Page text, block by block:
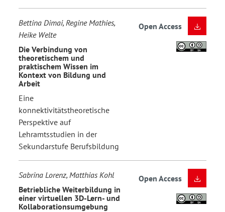
Bettina Dimai, Regine Mathies,
Heike Welte
Die Verbindung von
theoretischem und
praktischem Wissen im
Kontext von Bildung und
Arbeit
Eine
konnektivitätstheoretische
Perspektive auf
Lehramtsstudien in der
Sekundarstufe Berufsbildung
Open Access
Sabrina Lorenz, Matthias Kohl
Betriebliche Weiterbildung in
einer virtuellen 3D-Lern- und
Kollaborationsumgebung
Open Access